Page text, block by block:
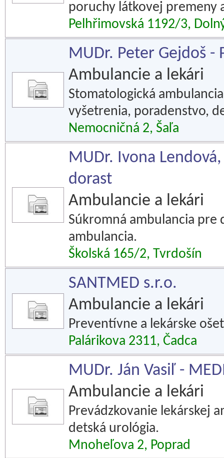
poruchy látkovej premeny
Pelhřimovská 1192/3,
MUDr. Peter Gejdoš -
Ambulancie a lekári
Stomatologická
vyšetrenia, poradenstvo,
Nemocničná 2, Šaľa
MUDr. Ivona
dorast
Ambulancie a lekári
Súkromná ambulancia
ambulancia.
Školská 165/2, Tvrdošín
SANTMED s.r.o.
Ambulancie a lekári
Preventívne a lekárske
Palárikova 2311, Čadca
MUDr. Ján Vasiľ -
Ambulancie a lekári
Prevádzkovanie lekárskej
detská urológia.
Mnoheľova 2, Poprad